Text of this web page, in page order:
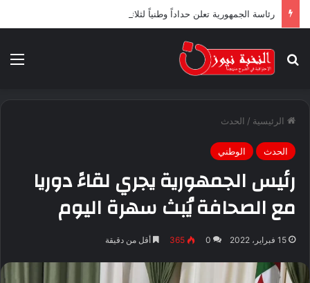
رئاسة الجمهورية تعلن حداداً وطنياً لثلاثة أيام ابتداء من اليوم
بحث عن
الرئيسية / الحدث
الحدث الوطني
رئيس الجمهورية يجري لقاءً دوريا
مع الصحافة يُبث سهرة اليوم
15 فبراير، 2022 0
365 أقل من دقيقة